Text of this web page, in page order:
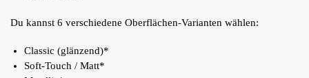
Du kannst 6 verschiedene Oberflächen-Varianten wählen:
Classic (glänzend)*
Soft-Touch / Matt*